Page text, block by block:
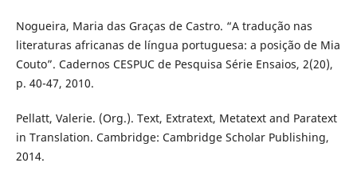
Nogueira, Maria das Graças de Castro. “A tradução nas
literaturas africanas de língua portuguesa: a posição de Mia
Couto”. Cadernos CESPUC de Pesquisa Série Ensaios, 2(20),
p. 40-47, 2010.
Pellatt, Valerie. (Org.). Text, Extratext, Metatext and Paratext
in Translation. Cambridge: Cambridge Scholar Publishing,
2014.